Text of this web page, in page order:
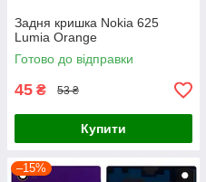
Задня кришка Nokia 625
Lumia Orange
Готово до відправки
45 ₴ 53 ₴
Купити
–15%